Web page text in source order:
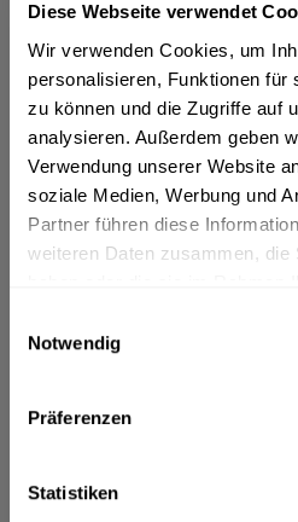
Diese Webseite verwendet
Wir verwenden Cookies, um
personalisieren, Funktionen für
zu können und die Zugriffe auf
analysieren. Außerdem geben
Verwendung unserer Website
soziale Medien, Werbung und
Partner führen diese
weiteren Daten zusammen, die
Notwendig
Präferenzen
Statistiken
"Vitamalz ist der natürliche
Vitamalz schmeckt zu allen
Zutaten und Allergene
Wasser, GERSTENMALZ,
Kohlensäure, Hopfenextrakt
Lebensmittelunternehmer
Vitamalz GmbH, Hagener
Brennwert 179 kcal / 42 kJ Fett
Kunden kauften auch